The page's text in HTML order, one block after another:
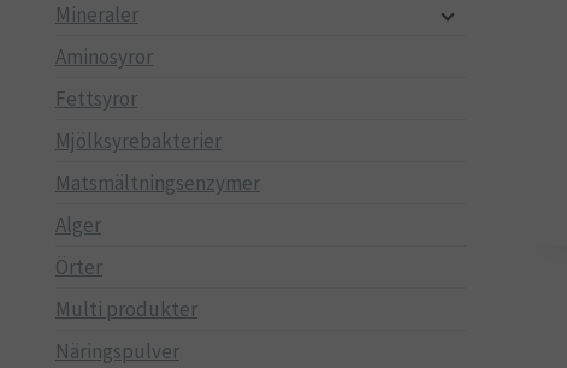
Mineraler
Aminosyror
Fettsyror
Mjölksyrebakterier
Matsmältningsenzymer
Alger
Örter
Multi produkter
Näringspulver